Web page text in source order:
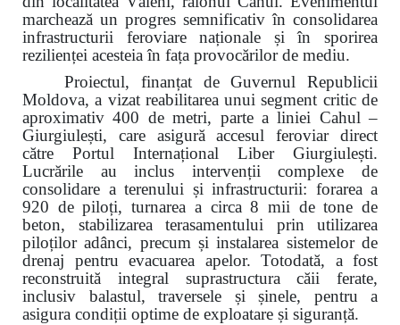
marchează un progres semnificativ în consolidarea
infrastructurii feroviare naționale și în sporirea
rezilienței acesteia în fața provocărilor de mediu.
Proiectul, finanțat de Guvernul Republicii
Moldova, a vizat reabilitarea unui segment critic de
aproximativ 400 de metri, parte a liniei Cahul –
Giurgiulești, care asigură accesul feroviar direct
către Portul Internațional Liber Giurgiulești.
Lucrările au inclus intervenții complexe de
consolidare a terenului și infrastructurii: forarea a
920 de piloți, turnarea a circa 8 mii de tone de
beton, stabilizarea terasamentului prin utilizarea
piloților adânci, precum și instalarea sistemelor de
drenaj pentru evacuarea apelor. Totodată, a fost
reconstruită integral suprastructura căii ferate,
inclusiv balastul, traversele și șinele, pentru a
asigura condiții optime de exploatare și siguranță.